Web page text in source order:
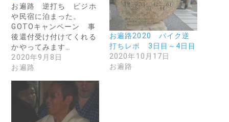
お遍路 逆打ち ビジホ
や民宿に泊まった。
GOTOキャンペーン 事
後還付受け付けてくれる
かやってみます…
2020年9月8日
お遍路
お遍路2020 バイク逆
打ちレポ 3日目～4日目
2020年10月17日
お遍路